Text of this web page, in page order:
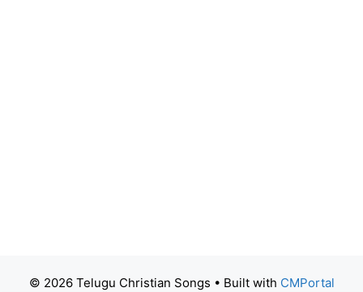
© 2026 Telugu Christian Songs • Built with CMPortal